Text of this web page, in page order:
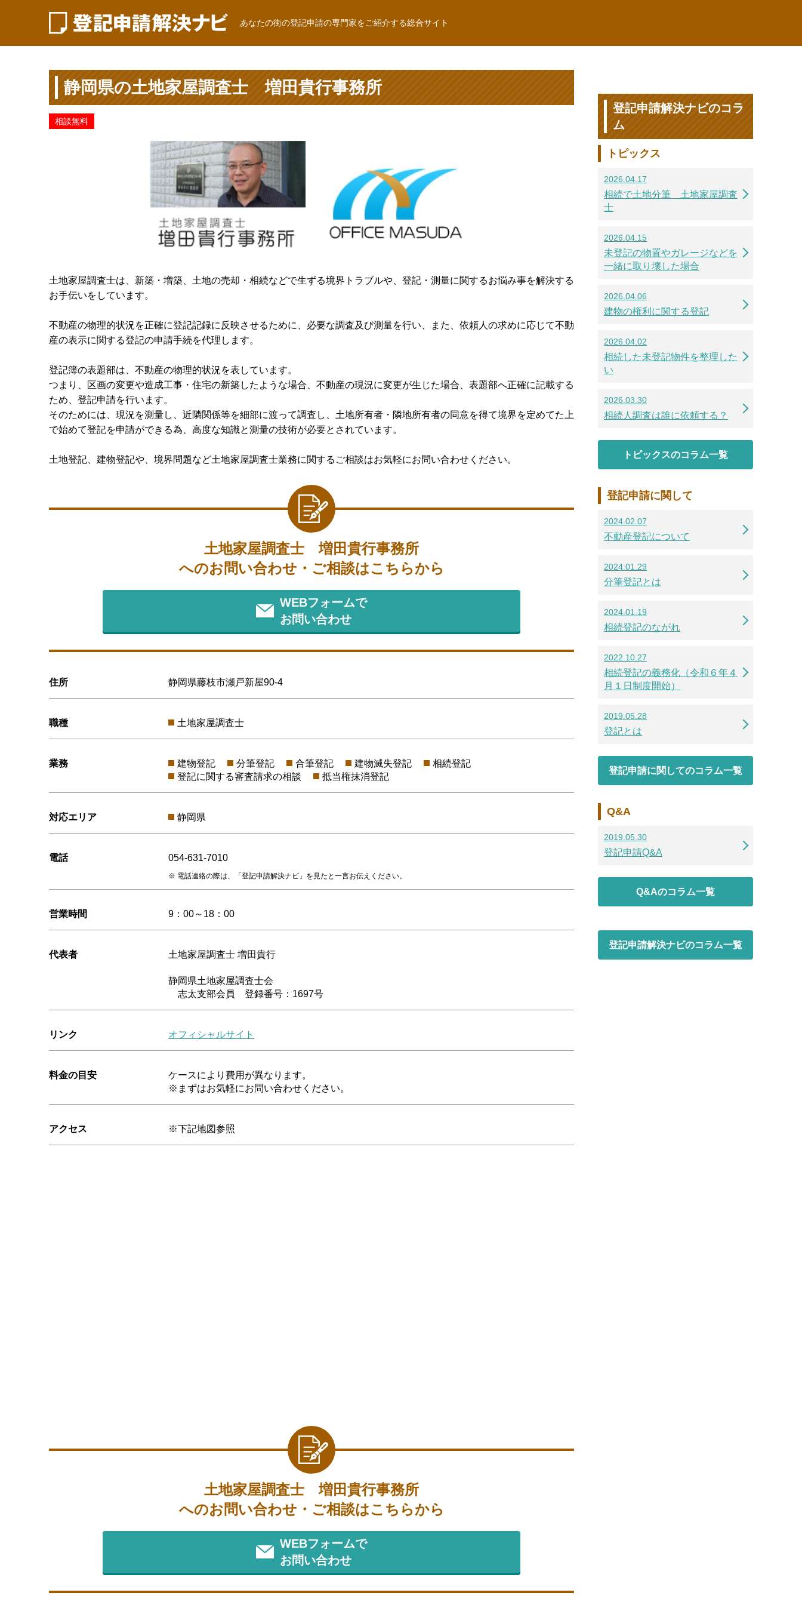
あなたの街の登記申請の専門家をご紹介する総合サイト
静岡県の土地家屋調査士 増田貴行事務所
相談無料
土地家屋調査士は、新築・増築、土地の売却・相続などで生ずる境界トラブルや、登記・測量に関するお悩み事を解決する
お手伝いをしています。
不動産の物理的状況を正確に登記記録に反映させるために、必要な調査及び測量を行い、また、依頼人の求めに応じて不動
産の表示に関する登記の申請手続を代理します。
登記簿の表題部は、不動産の物理的状況を表しています。
つまり、区画の変更や造成工事・住宅の新築したような場合、不動産の現況に変更が生じた場合、表題部へ正確に記載する
ため、登記申請を行います。
そのためには、現況を測量し、近隣関係等を細部に渡って調査し、土地所有者・隣地所有者の同意を得て境界を定めてた上
で始めて登記を申請ができる為、高度な知識と測量の技術が必要とされています。
土地登記、建物登記や、境界問題など土地家屋調査士業務に関するご相談はお気軽にお問い合わせください。
土地家屋調査士 増田貴行事務所
へのお問い合わせ・ご相談はこちらから
WEBフォームで
お問い合わせ
住所 静岡県藤枝市瀬戸新屋90-4
職種 土地家屋調査士
業務 建物登記 分筆登記 合筆登記 建物滅失登記
相続登記
登記に関する審査請求の相談
抵当権抹消登記
対応エリア 静岡県
電話 054-631-7010
電話連絡の際は、「登記申請解決ナビ」を見たと一言お伝えください。
営業時間 9：00～18：00
代表者 土地家屋調査士 増田貴行
静岡県土地家屋調査士会
志太支部会員 登録番号：1697号
リンク オフィシャルサイト
料金の目安
ケースにより費用が異なります。
※まずはお気軽にお問い合わせください。
アクセス ※下記地図参照
土地家屋調査士 増田貴行事務所
へのお問い合わせ・ご相談はこちらから
WEBフォームで
お問い合わせ
登記申請解決ナビのコラ
ム
トピックス
2026.04.17
相続で土地分筆 土地家屋調査
士
2026.04.15
未登記の物置やガレージなどを
一緒に取り壊した場合
2026.04.06
建物の権利に関する登記
2026.04.02
相続した未登記物件を整理した
い
2026.03.30
相続人調査は誰に依頼する？
トピックスのコラム一覧
登記申請に関して
2024.02.07
不動産登記について
2024.01.29
分筆登記とは
2024.01.19
相続登記のながれ
2022.10.27
相続登記の義務化（令和６年４
月１日制度開始）
2019.05.28
登記とは
登記申請に関してのコラム一覧
Q&A
2019.05.30
登記申請Q&A
Q&Aのコラム一覧
登記申請解決ナビのコラム一覧